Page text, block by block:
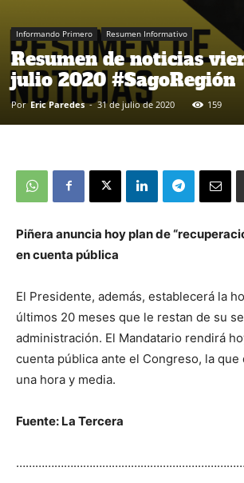
Informando Primero Resumen Informativo
Resumen de noticias
julio 2020 #SagoRegión
Por Eric Paredes - 31 de julio de 2020 159
Piñera anuncia hoy plan de
en cuenta pública
El Presidente, además, establecerá la
últimos 20 meses que le restan de su
administración. El Mandatario rendirá
cuenta pública ante el Congreso, la que
una hora y media.
Fuente: La Tercera